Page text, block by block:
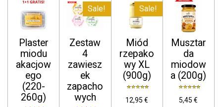
Plaster
miodu
akacjow
ego
(220-
260g)
Sale!
Zestaw
4
zawiesz
ek
zapacho
wych
Sale!
Miód
rzepako
wy XL
(900g)
12,95 €
Musztar
da
miodow
a (200g)
5,45 €